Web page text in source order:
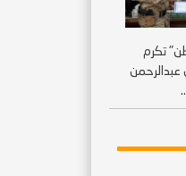
تكرم
عبدالرحمن